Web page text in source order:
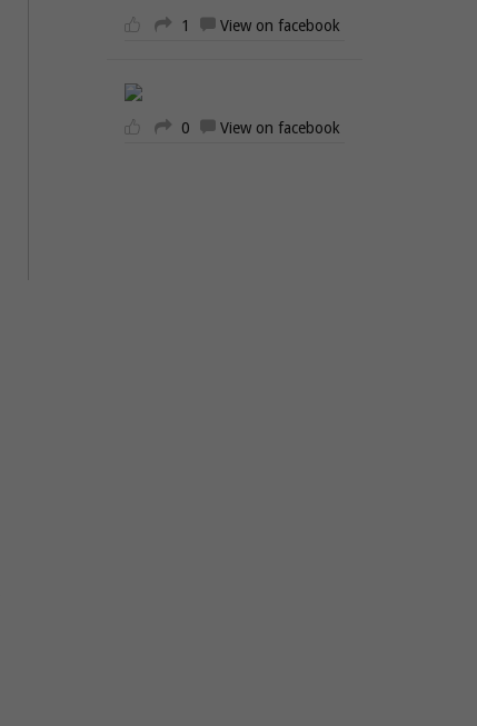
1 View on facebook
0 View on facebook